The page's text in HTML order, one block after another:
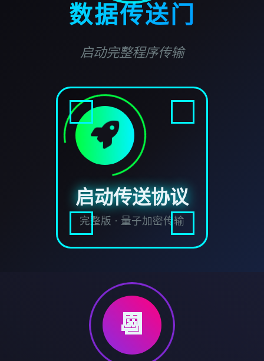
数据传送门
启动完整程序传输
启动传送协议
完整版 · 量子加密传输
📆